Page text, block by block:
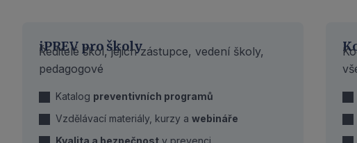
iPREV pro školy
Ředitelé škol, jejich zástupce, vedení školy,
pedagogové
Katalog preventivních programů
Vzdělávací materiály, kurzy a webináře
Kvalita a bezpečnost v prevenci